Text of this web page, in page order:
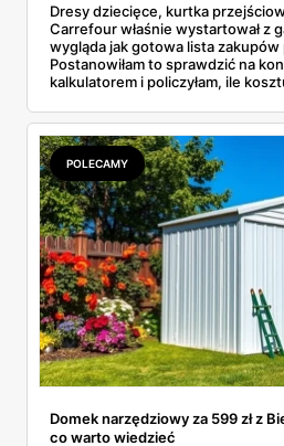
Dresy dziecięce, kurtka
Carrefour właśnie wystartował z
wygląda jak gotowa lista zakupów
Postanowiłam to sprawdzić na
kalkulatorem i policzyłam, ile
niecałe 207 złotych za siedem
kurtkę. A dla starszaków są
i Everlast w cenach, które miło
POLECAMY
Domek narzędziowy za 599 zł z
co warto wiedzieć